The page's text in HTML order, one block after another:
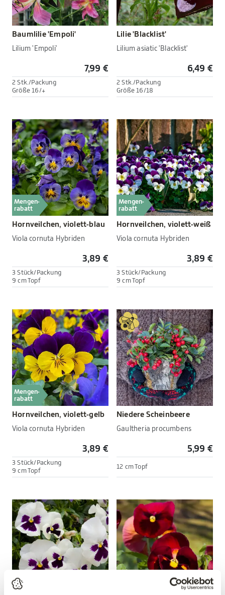
Baumlilie 'Empoli'
Lilium 'Empoli'
7,99 €
2 Stk./Packung
Größe 16/+
Lilie 'Blacklist'
Lilium asiatic 'Blacklist'
6,49 €
2 Stk./Packung
Größe 16/18
Mengen-
rabatt
Hornveilchen, violett-blau
Viola cornuta Hybriden
3,89 €
3 Stück/Packung
9 cm Topf
Mengen-
rabatt
Hornveilchen, violett-weiß
Viola cornuta Hybriden
3,89 €
3 Stück/Packung
9 cm Topf
Mengen-
rabatt
Hornveilchen, violett-gelb
Viola cornuta Hybriden
3,89 €
3 Stück/Packung
9 cm Topf
Niedere Scheinbeere
Gaultheria procumbens
5,99 €
12 cm Topf
Mengen-
rabatt